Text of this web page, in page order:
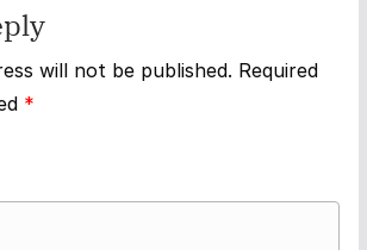
will not be published. Required
*